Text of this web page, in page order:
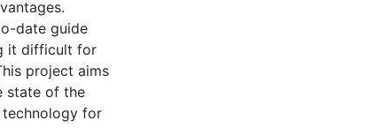
date guide
it difficult for
project aims
state of the
for